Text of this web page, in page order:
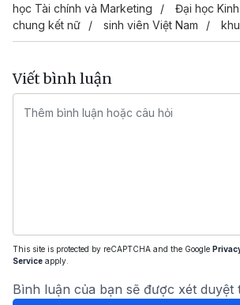
học Tài chính và Marketing Đại học
chung kết nữ
sinh viên Việt Nam
Viết bình luận
This site is protected by reCAPTCHA and the Google
Service apply.
Bình luận của bạn sẽ được xét duyệt